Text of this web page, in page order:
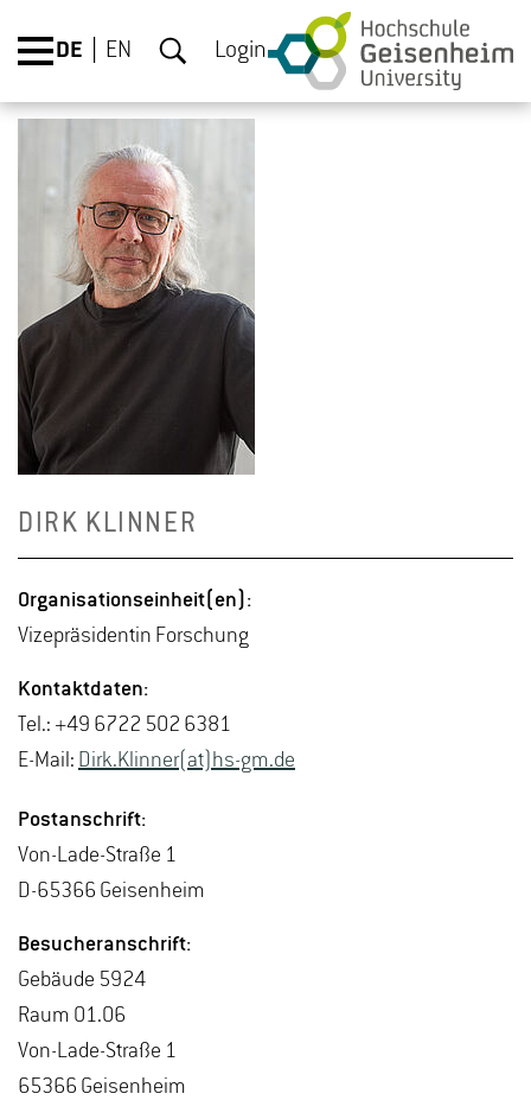
DE EN Login
DIRK KLIN­NER
Or­ga­ni­sa­ti­ons­ein­heit(en):
Vi­ze­prä­si­den­tin For­schung
Kon­takt­da­ten:
Tel.: +49 6722 502 6381
E-Mail: Dirk.​Klinner(at)hs-​gm.​de
Post­an­schrift:
Von-La­de-Stra­ße 1
D-65366 Gei­sen­heim
Be­su­cher­an­schrift:
Ge­bäu­de 5924
Raum 01.06
Von-La­de-Stra­ße 1
65366 Gei­sen­heim